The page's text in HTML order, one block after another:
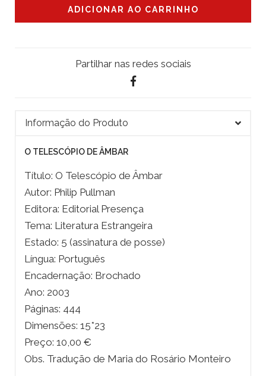
Partilhar nas redes sociais
Informação do Produto
O TELESCÓPIO DE ÂMBAR
Título: O Telescópio de Âmbar
Autor: Philip Pullman
Editora: Editorial Presença
Tema: Literatura Estrangeira
Estado: 5 (assinatura de posse)
Língua: Português
Encadernação: Brochado
Ano: 2003
Páginas: 444
Dimensões: 15*23
Preço: 10,00 €
Obs. Tradução de Maria do Rosário Monteiro